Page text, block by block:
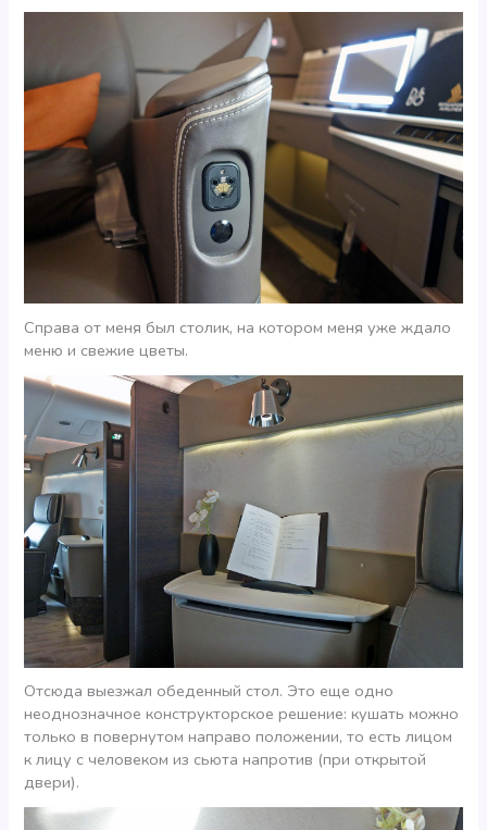
Справа от меня был столик, на котором меня уже ждало
меню и свежие цветы.
Отсюда выезжал обеденный стол. Это еще одно
неоднозначное конструкторское решение: кушать можно
только в повернутом направо положении, то есть лицом
к лицу с человеком из сьюта напротив (при открытой
двери).